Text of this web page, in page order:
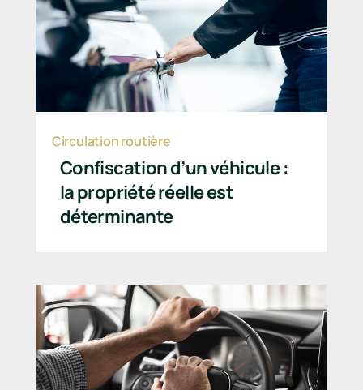
Confiscation d’un véhicule :
la propriété réelle est
déterminante
Circulation routière